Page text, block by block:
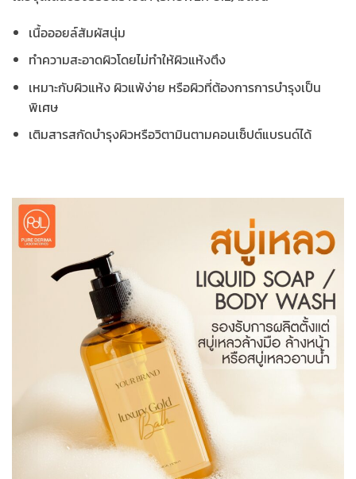
เนื้อออยล์สัมผัสนุ่ม
ทำความสะอาดผิวโดยไม่ทำให้ผิวแห้งตึง
เหมาะกับผิวแห้ง ผิวแพ้ง่าย หรือผิวที่ต้องการการบำรุงเป็น
พิเศษ
เติมสารสกัดบำรุงผิวหรือวิตามินตามคอนเซ็ปต์แบรนด์ได้